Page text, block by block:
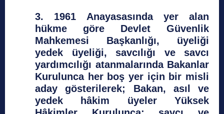
3. 1961 Anayasasında yer alan
hükme göre Devlet Güvenlik
Mahkemesi Başkanlığı, üyeliği
yedek üyeliği, savcılığı ve savcı
yardımcılığı atanmalarında Bakanlar
Kurulunca her boş yer için bir misli
aday gösterilerek; Bakan, asıl ve
yedek hâkim üyeler Yüksek